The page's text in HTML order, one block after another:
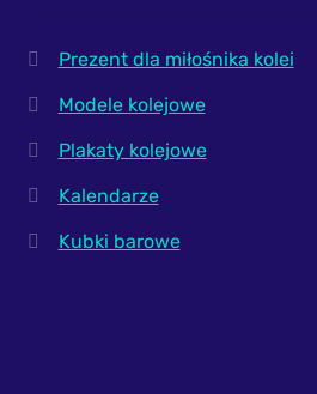
Prezent dla miłośnika kolei
Modele kolejowe
Plakaty kolejowe
Kalendarze
Kubki barowe